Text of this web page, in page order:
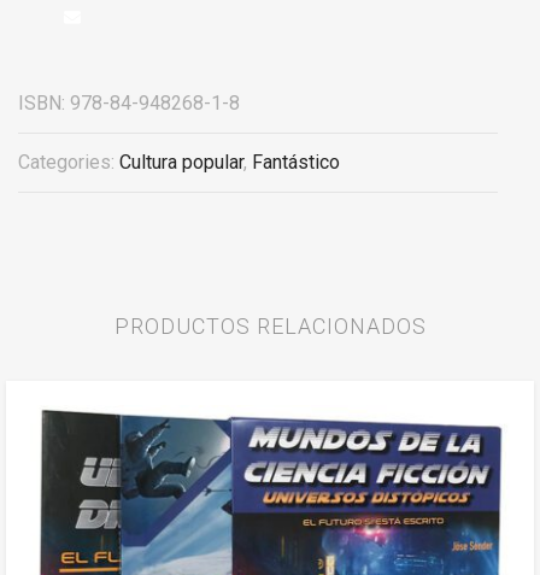
ISBN: 978-84-948268-1-8
Categories: Cultura popular, Fantástico
PRODUCTOS RELACIONADOS